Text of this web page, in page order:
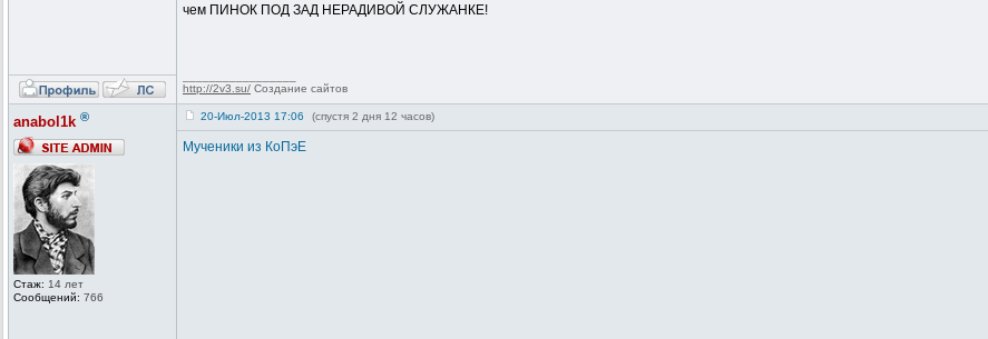
чем ПИНОК ПОД ЗАД НЕРАДИВОЙ СЛУЖАНКЕ!
http://2v3.su/ Создание сайтов
anabol1k ®
Стаж: 14 лет
Сообщений: 766
20-Июл-2013 17:06 (спустя 2 дня 12 часов)
Мученики из КоПэЕ